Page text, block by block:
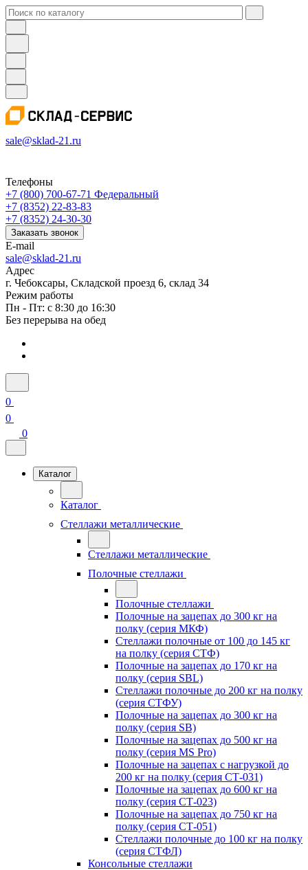
sale@sklad-21.ru
Телефоны
+7 (800) 700-67-71 Федеральный
+7 (8352) 22-83-83
+7 (8352) 24-30-30
Заказать звонок
E-mail
sale@sklad-21.ru
Адрес
г. Чебоксары, Складской проезд 6, склад 34
Режим работы
Пн - Пт: с 8:30 до 16:30
Без перерыва на обед
0
0
0
Каталог
Каталог
Стеллажи металлические
Стеллажи металлические
Полочные стеллажи
Полочные стеллажи
Полочные на зацепах до 300 кг на
полку (серия МКФ)
Стеллажи полочные от 100 до 145 кг
на полку (серия СТФ)
Полочные на зацепах до 170 кг на
полку (серия SBL)
Стеллажи полочные до 200 кг на полку
(серия СТФУ)
Полочные на зацепах до 300 кг на
полку (серия SB)
Полочные на зацепах до 500 кг на
полку (серия MS Pro)
Полочные на зацепах с нагрузкой до
200 кг на полку (серия СТ-031)
Полочные на зацепах до 600 кг на
полку (серия СТ-023)
Полочные на зацепах до 750 кг на
полку (серия СТ-051)
Стеллажи полочные до 100 кг на полку
(серия СТФЛ)
Консольные стеллажи